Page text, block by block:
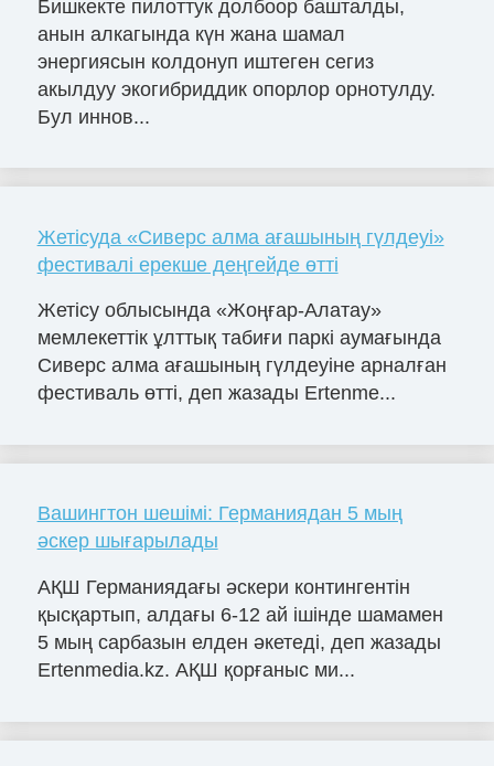
Бишкекте пилоттук долбоор башталды,
анын алкагында күн жана шамал
энергиясын колдонуп иштеген сегиз
акылдуу экогибриддик опорлор орнотулду.
Бул иннов...
Жетісуда «Сиверс алма ағашының гүлдеуі»
фестивалі ерекше деңгейде өтті
Жетісу облысында «Жоңғар-Алатау»
мемлекеттік ұлттық табиғи паркі аумағында
Сиверс алма ағашының гүлдеуіне арналған
фестиваль өтті, деп жазады Ertenme...
Вашингтон шешімі: Германиядан 5 мың
әскер шығарылады
АҚШ Германиядағы әскери контингентін
қысқартып, алдағы 6-12 ай ішінде шамамен
5 мың сарбазын елден әкетеді, деп жазады
Ertenmedia.kz. АҚШ қорғаныс ми...